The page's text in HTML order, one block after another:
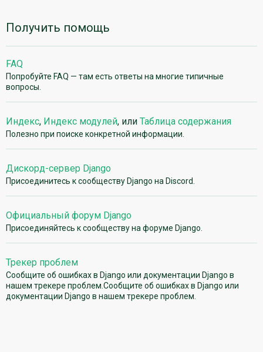
Получить помощь
FAQ
Попробуйте FAQ — там есть ответы на многие типичные
вопросы.
Индекс, Индекс модулей, или Таблица содержания
Полезно при поиске конкретной информации.
Дискорд-сервер Django
Присоединитесь к сообществу Django на Discord.
Официальный форум Django
Присоединяйтесь к сообществу на форуме Django.
Трекер проблем
Сообщите об ошибках в Django или документации Django в
нашем трекере проблем.Сообщите об ошибках в Django или
документации Django в нашем трекере проблем.